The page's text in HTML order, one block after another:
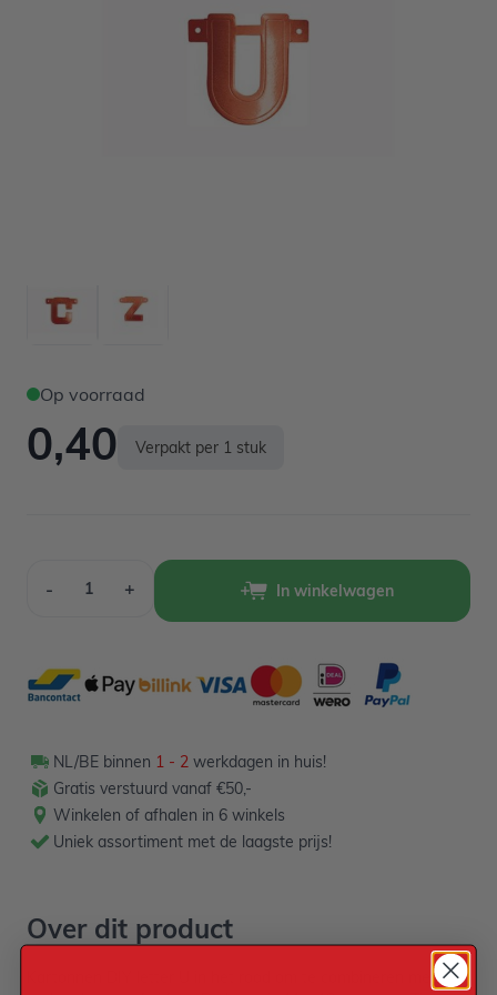
Op voorraad
0,40 Verpakt per 1 stuk
- + In winkelwagen
NL/BE binnen 1 - 2 werkdagen in huis!
Gratis verstuurd vanaf €50,-
Winkelen of afhalen in 6 winkels
Uniek assortiment met de laagste prijs!
Over dit product
Kartonnen DIY letter U in het rood om te combineren met